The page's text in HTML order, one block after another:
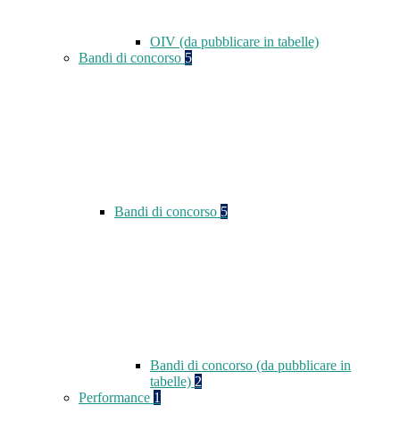
OIV (da pubblicare in tabelle)
Bandi di concorso 5
Bandi di concorso 5
Bandi di concorso (da pubblicare in
tabelle) 2
Performance 1